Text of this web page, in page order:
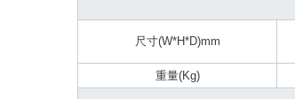
尺寸(W*H*D)mm
重量(Kg)